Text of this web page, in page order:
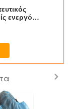
ενεργός